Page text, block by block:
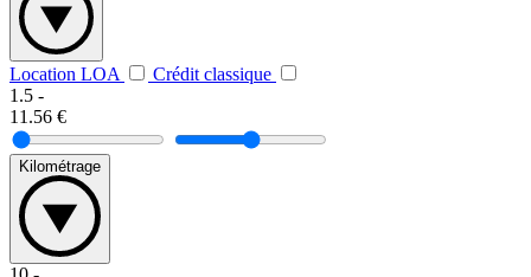
Location LOA
Crédit classique
1.5 -
11.56 €
Kilométrage